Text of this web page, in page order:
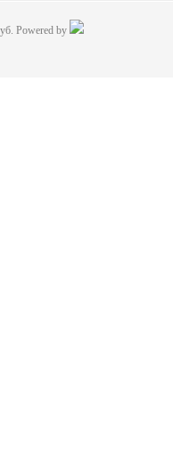
Powered by